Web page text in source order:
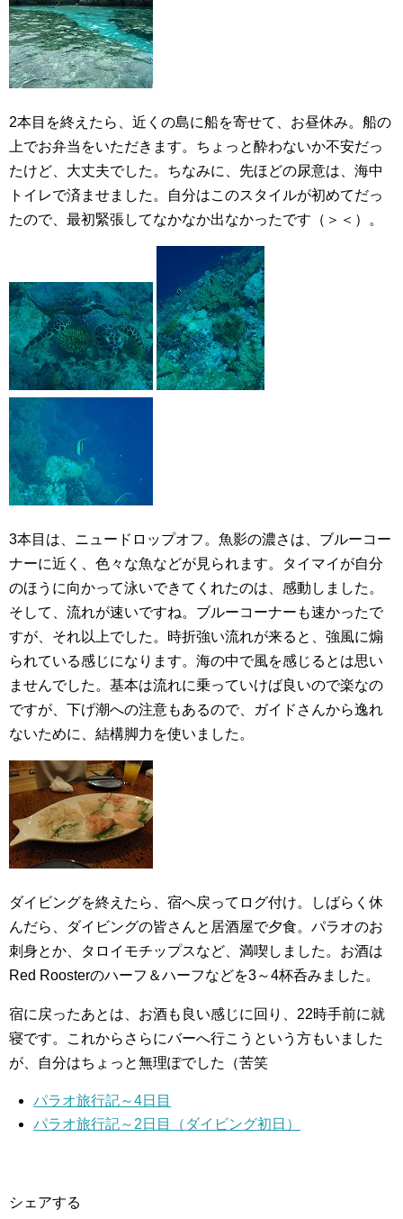
2本目を終えたら、近くの島に船を寄せて、お昼休み。船の
上でお弁当をいただきます。ちょっと酔わないか不安だっ
たけど、大丈夫でした。ちなみに、先ほどの尿意は、海中
トイレで済ませました。自分はこのスタイルが初めてだっ
たので、最初緊張してなかなか出なかったです（＞＜）。
3本目は、ニュードロップオフ。魚影の濃さは、ブルーコー
ナーに近く、色々な魚などが見られます。タイマイが自分
のほうに向かって泳いできてくれたのは、感動しました。
そして、流れが速いですね。ブルーコーナーも速かったで
すが、それ以上でした。時折強い流れが来ると、強風に煽
られている感じになります。海の中で風を感じるとは思い
ませんでした。基本は流れに乗っていけば良いので楽なの
ですが、下げ潮への注意もあるので、ガイドさんから逸れ
ないために、結構脚力を使いました。
ダイビングを終えたら、宿へ戻ってログ付け。しばらく休
んだら、ダイビングの皆さんと居酒屋で夕食。パラオのお
刺身とか、タロイモチップスなど、満喫しました。お酒は
Red Roosterのハーフ＆ハーフなどを3～4杯呑みました。
宿に戻ったあとは、お酒も良い感じに回り、22時手前に就
寝です。これからさらにバーへ行こうという方もいました
が、自分はちょっと無理ぽでした（苦笑
パラオ旅行記～4日目
パラオ旅行記～2日目（ダイビング初日）
シェアする